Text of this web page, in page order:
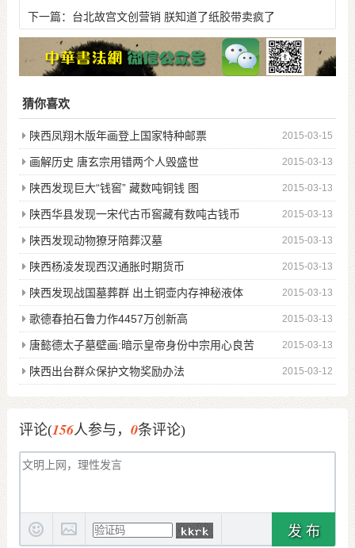
下一篇： 台北故宫文创营销 朕知道了纸胶带卖疯了
猜你喜欢
2015-03-15
陕西凤翔木版年画登上国家特种邮票
2015-03-13
画解历史 唐玄宗用错两个人毁盛世
2015-03-13
陕西发现巨大“钱窖” 藏数吨铜钱 图
2015-03-13
陕西华县发现一宋代古币窖藏有数吨古钱币
2015-03-13
陕西发现动物獠牙陪葬汉墓
2015-03-13
陕西杨凌发现西汉通胀时期货币
2015-03-13
陕西发现战国墓葬群 出土铜壶内存神秘液体
2015-03-13
歌德春拍石鲁力作4457万创新高
2015-03-13
唐懿德太子墓壁画:暗示皇帝身份中宗用心良苦
2015-03-12
陕西出台群众保护文物奖励办法
评论(156人参与， 0条评论)
发 布